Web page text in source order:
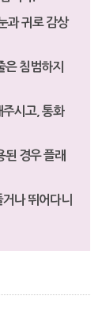
과 귀로 감상
은 침범하지
주시고, 통화
된 경우 플래
나 뛰어다니